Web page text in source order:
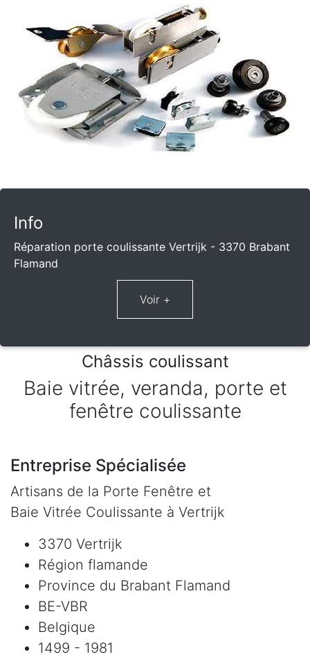
Info
Réparation porte coulissante Vertrijk - 3370 Brabant
Flamand
Châssis coulissant
Baie vitrée, veranda, porte et
fenêtre coulissante
Entreprise Spécialisée
Artisans de la Porte Fenêtre et
Baie Vitrée Coulissante à Vertrijk
3370 Vertrijk
Région flamande
Province du Brabant Flamand
BE-VBR
Belgique
1499 - 1981